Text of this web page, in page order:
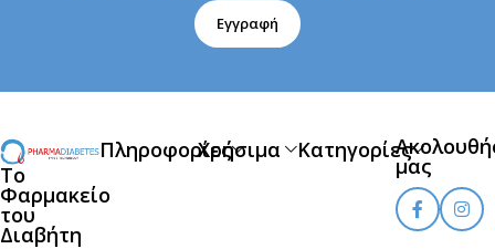
Εγγραφή
Το
Φαρμακείο
του
Διαβήτη
ΠληροφορίεςΧρήσιμα Κατηγορίες
μας